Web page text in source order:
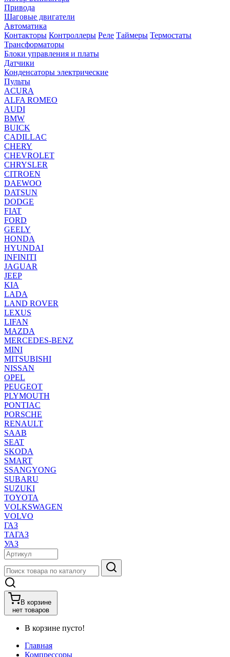
Привода
Шаговые двигатели
Автоматика
Контакторы Контроллеры Реле Таймеры Термостаты
Трансформаторы
Блоки управления и платы
Датчики
Конденсаторы электрические
Пульты
ACURA
ALFA ROMEO
AUDI
BMW
BUICK
CADILLAC
CHERY
CHEVROLET
CHRYSLER
CITROEN
DAEWOO
DATSUN
DODGE
FIAT
FORD
GEELY
HONDA
HYUNDAI
INFINITI
JAGUAR
JEEP
KIA
LADA
LAND ROVER
LEXUS
LIFAN
MAZDA
MERCEDES-BENZ
MINI
MITSUBISHI
NISSAN
OPEL
PEUGEOT
PLYMOUTH
PONTIAC
PORSCHE
RENAULT
SAAB
SEAT
SKODA
SMART
SSANGYONG
SUBARU
SUZUKI
TOYOTA
VOLKSWAGEN
VOLVO
ГАЗ
ТАГАЗ
УАЗ
В корзине
нет товаров
В корзине пусто!
Главная
Компрессоры